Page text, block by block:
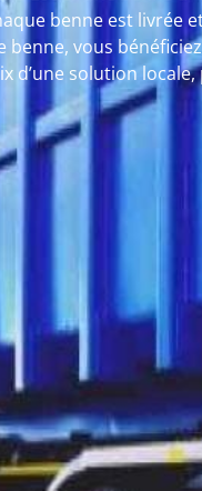
benne est livrée
vous bénéficiez
d’une solution